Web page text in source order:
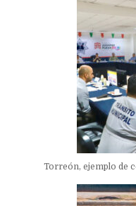
Torreón, ejemplo de